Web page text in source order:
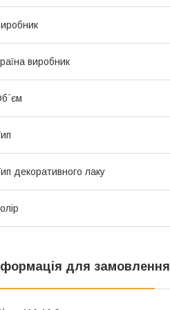
виробник
декоративного лаку
для замовлення